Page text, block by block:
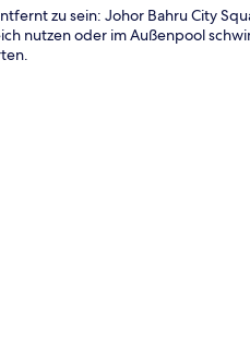
zu sein: Johor Bahru City
nutzen oder im Außenpool